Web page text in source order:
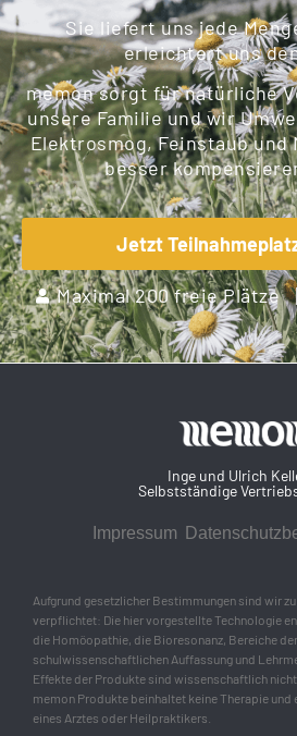
Sie liefert uns jede
erleichtert uns
memon sorgt für natürliche
unsere Familie und wir
Elektrosmog, Feinstaub und
besser
Jetzt
Maximal 200 freie Plätze
Inge und Ulrich
Selbstständige
Impressum
Aufgrund gesetzlicher Bestimmungen sind wir
verpflichtet: Die hier vorgestellte Technologie
die Homöopathie, die Bioresonanz, Bereiche
schulwissenschaftlichen Auffassung und
Effekte der Produkte sind wissenschaftlich
memon Produkte beinhaltet keine Therapie
eines Arztes oder Heilpraktikers.